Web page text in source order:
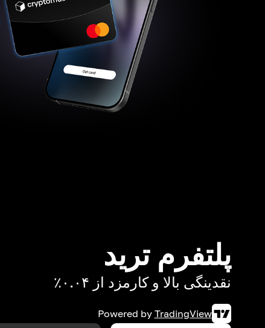
پلتفرم ترید
نقدینگی بالا و کارمزد از ۰.۰۴٪
Powered by TradingView